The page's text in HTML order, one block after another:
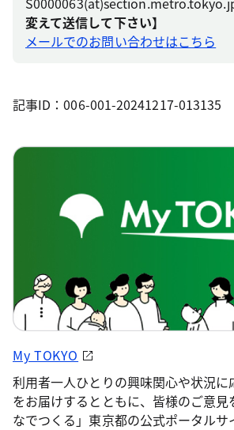
変えて送信して下さい】
メールでのお問い合わせはこちら
記事ID：006-001-20241217-013135
My TOKYO
利用者一人ひとりの興味関心や状況に
をお届けするとともに、皆様のご意見
なでつくる」東京都の公式ポータルサ